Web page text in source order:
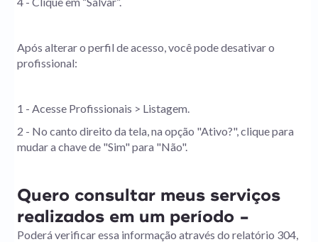
Após alterar o perfil de acesso, você pode desativar o
profissional:
1 - Acesse Profissionais > Listagem.
2 - No canto direito da tela, na opção "Ativo?", clique para
mudar a chave de "Sim" para "Não".
Quero consultar meus serviços
realizados em um período -
Poderá verificar essa informação através do relatório 304,